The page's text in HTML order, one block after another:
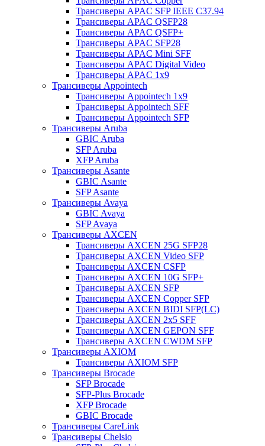
Трансиверы APAC SFP IEEE C37.94
Трансиверы APAC QSFP28
Трансиверы APAC QSFP+
Трансиверы APAC SFP28
Трансиверы APAC Mini SFF
Трансиверы APAC Digital Video
Трансиверы APAC 1x9
Трансиверы Appointech
Трансиверы Appointech 1x9
Трансиверы Appointech SFF
Трансиверы Appointech SFP
Трансиверы Aruba
GBIC Aruba
SFP Aruba
XFP Aruba
Трансиверы Asante
GBIC Asante
SFP Asante
Трансиверы Avaya
GBIC Avaya
SFP Avaya
Трансиверы AXCEN
Трансиверы AXCEN 25G SFP28
Трансиверы AXCEN Video SFP
Трансиверы AXCEN CSFP
Трансиверы AXCEN 10G SFP+
Трансиверы AXCEN SFP
Трансиверы AXCEN Copper SFP
Трансиверы AXCEN BIDI SFP(LC)
Трансиверы AXCEN 2x5 SFF
Трансиверы AXCEN GEPON SFF
Трансиверы AXCEN CWDM SFP
Трансиверы AXIOM
Трансиверы AXIOM SFP
Трансиверы Brocade
SFP Brocade
SFP-Plus Brocade
XFP Brocade
GBIC Brocade
Трансиверы CareLink
Трансиверы Chelsio